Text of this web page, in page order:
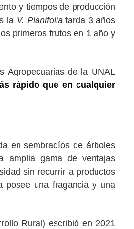
y tiempos de producción
la V. Planifoliatarda 3 años
primeros frutos en 1 año y
Agropecuarias de la UNAL
rápido que en cualquier
en sembradíos de árboles
amplia gama de ventajas
sin recurrir a productos
posee una fragancia y una
Rural) escribió en 2021